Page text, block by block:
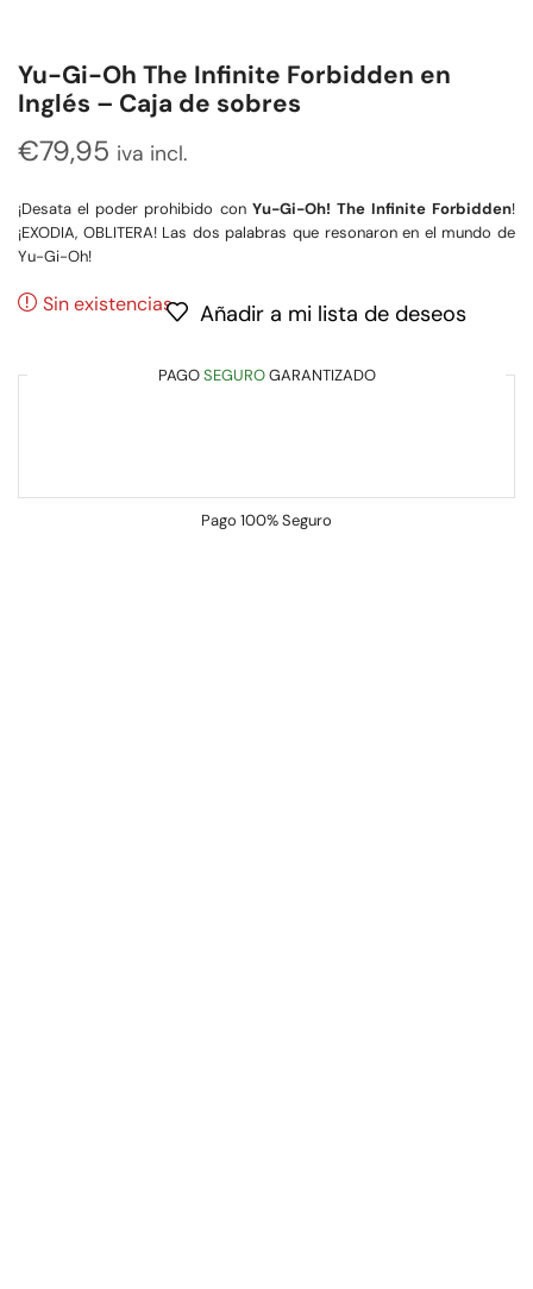
Yu-Gi-Oh The Infinite Forbidden en
Inglés – Caja de sobres
€79,95 iva incl.
¡Desata el poder prohibido con Yu-Gi-Oh! The Infinite Forbidden!
¡EXODIA, OBLITERA! Las dos palabras que resonaron en el mundo de
Yu-Gi-Oh!
Sin existencias Añadir a mi lista de deseos
PAGOSEGUROGARANTIZADO
Pago 100% Seguro